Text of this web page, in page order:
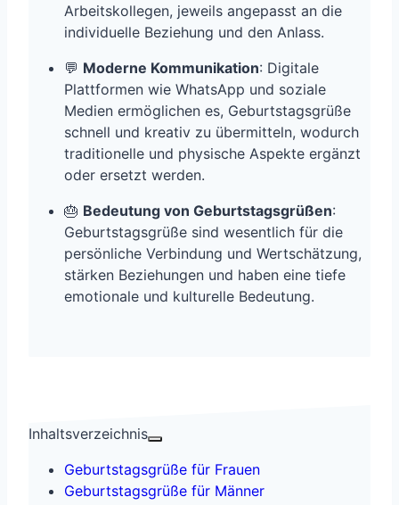
Arbeitskollegen, jeweils angepasst an die
individuelle Beziehung und den Anlass.
💬 Moderne Kommunikation: Digitale
Plattformen wie WhatsApp und soziale
Medien ermöglichen es, Geburtstagsgrüße
schnell und kreativ zu übermitteln, wodurch
traditionelle und physische Aspekte ergänzt
oder ersetzt werden.
🎂 Bedeutung von Geburtstagsgrüßen:
Geburtstagsgrüße sind wesentlich für die
persönliche Verbindung und Wertschätzung,
stärken Beziehungen und haben eine tiefe
emotionale und kulturelle Bedeutung.
Inhaltsverzeichnis
Geburtstagsgrüße für Frauen
Geburtstagsgrüße für Männer